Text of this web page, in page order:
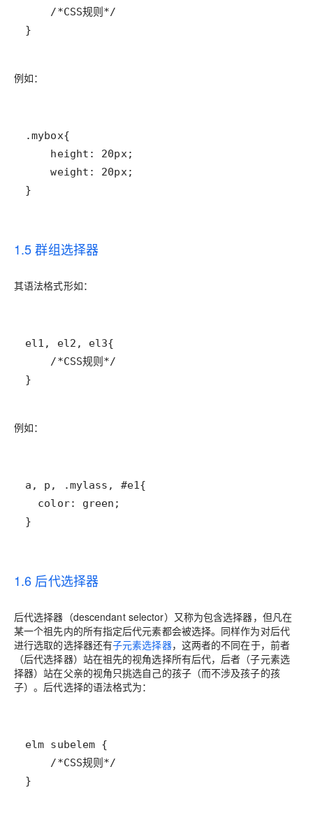
}
例如：
}
1.5 群组选择器
其语法格式形如：
}
例如：
}
1.6 后代选择器
后代选择器（descendant selector）又称为包含选择器，但凡在
某一个祖先内的所有指定后代元素都会被选择。同样作为对后代
进行选取的选择器还有子元素选择器，这两者的不同在于，前者
（后代选择器）站在祖先的视角选择所有后代，后者（子元素选
择器）站在父亲的视角只挑选自己的孩子（而不涉及孩子的孩
子）。后代选择的语法格式为：
}